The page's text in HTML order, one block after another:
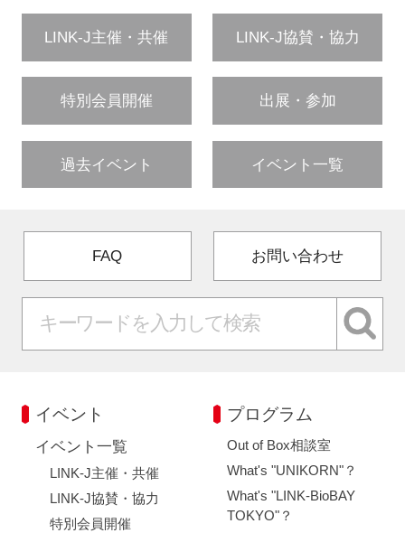
LINK-J主催・共催 LINK-J協賛・協力
特別会員開催 出展・参加
過去イベント イベント一覧
FAQ お問い合わせ
イベント
イベント一覧
LINK-J主催・共催
LINK-J協賛・協力
特別会員開催
プログラム
Out of Box相談室
What's "UNIKORN"？
What's "LINK-BioBAY
TOKYO"？